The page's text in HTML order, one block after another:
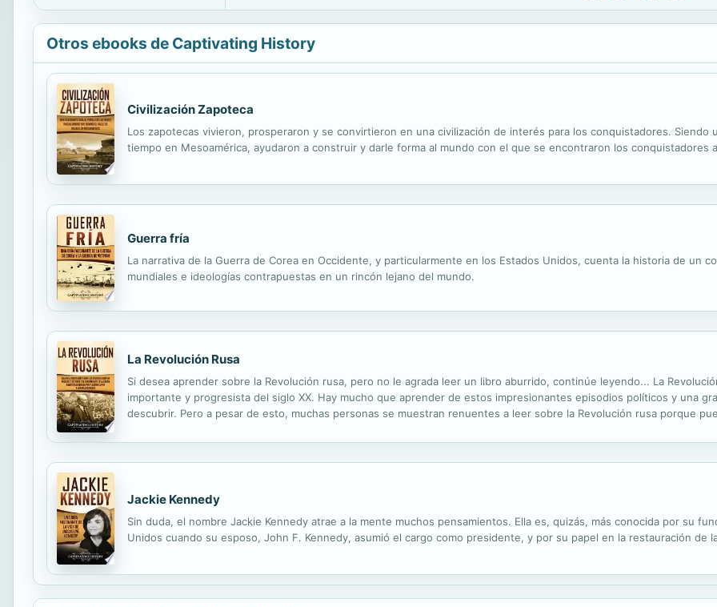
Otros ebooks de Captivating History
Civilización Zapoteca
Los zapotecas vivieron, prosperaron y se convirtieron en una civilización de interés para los conquistadores. Siendo
tiempo en Mesoamérica, ayudaron a construir y darle forma al mundo con el que se encontraron los conquistadores
Guerra fría
La narrativa de la Guerra de Corea en Occidente, y particularmente en los Estados Unidos, cuenta la historia de un
mundiales e ideologías contrapuestas en un rincón lejano del mundo.
La Revolución Rusa
Si desea aprender sobre la Revolución rusa, pero no le agrada leer un libro aburrido, continúe leyendo... La
importante y progresista del siglo XX. Hay mucho que aprender de estos impresionantes episodios políticos y una
descubrir. Pero a pesar de esto, muchas personas se muestran renuentes a leer sobre la Revolución rusa porque
Jackie Kennedy
Sin duda, el nombre Jackie Kennedy atrae a la mente muchos pensamientos. Ella es, quizás, más conocida por su
Unidos cuando su esposo, John F. Kennedy, asumió el cargo como presidente, y por su papel en la restauración de